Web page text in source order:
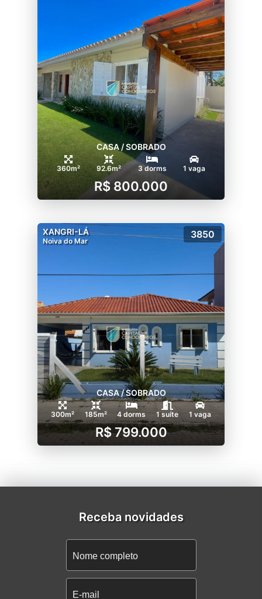
CASA / SOBRADO
360m² 92.6m² 3 dorms 1 vaga
R$ 800.000
XANGRI-LÁ
Noiva do Mar
3850
CASA / SOBRADO
300m² 185m² 4 dorms 1 suíte 1 vaga
R$ 799.000
Receba novidades